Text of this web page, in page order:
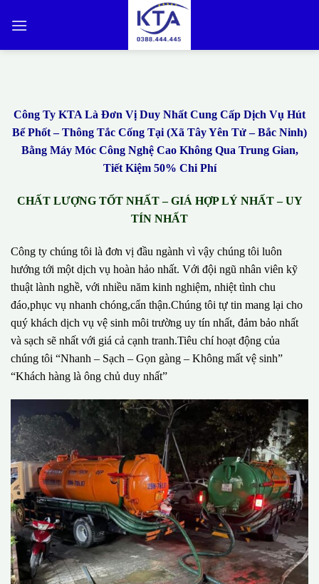
qua
Công Ty KTA Là Đơn Vị Duy Nhất Cung Cấp Dịch Vụ Hút
Bể Phốt – Thông Tắc Cống Tại (Xã Tây Yên Tử – Bắc Ninh)
Bằng Máy Móc Công Nghệ Cao Không Qua Trung Gian,
Tiết Kiệm 50% Chi Phí
CHẤT LƯỢNG TỐT NHẤT – GIÁ HỢP LÝ NHẤT – UY
TÍN NHẤT
Công ty chúng tôi là đơn vị đầu ngành vì vậy chúng tôi luôn
hướng tới một dịch vụ hoàn hảo nhất. Với đội ngũ nhân viên kỹ
thuật lành nghề, với nhiều năm kinh nghiệm, nhiệt tình chu
đáo,phục vụ nhanh chóng,cẩn thận.Chúng tôi tự tin mang lại cho
quý khách dịch vụ vệ sinh môi trường uy tín nhất, đảm bảo nhất
và sạch sẽ nhất với giá cả cạnh tranh.Tiêu chí hoạt động của
chúng tôi “Nhanh – Sạch – Gọn gàng – Không mất vệ sinh”
“Khách hàng là ông chủ duy nhất”